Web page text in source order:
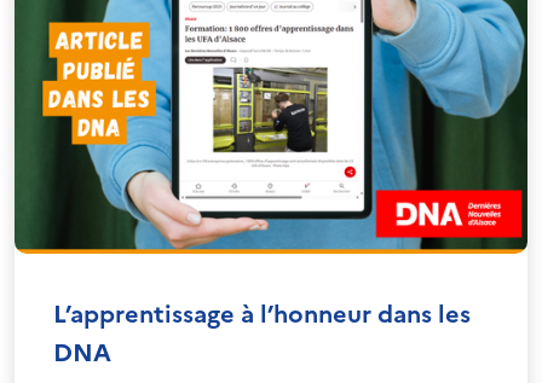
L’apprentissage à l’honneur dans les
DNA